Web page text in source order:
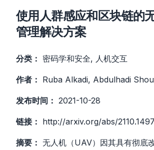
使用人群感应和区块链的
管理解决方案
分类： 密码学和安全, 人机交互
作者： Ruba Alkadi, Abdulhadi
发布时间： 2021-10-28
链接： http://arxiv.org/abs/
摘要： 无人机（UAV）因其具有彻底